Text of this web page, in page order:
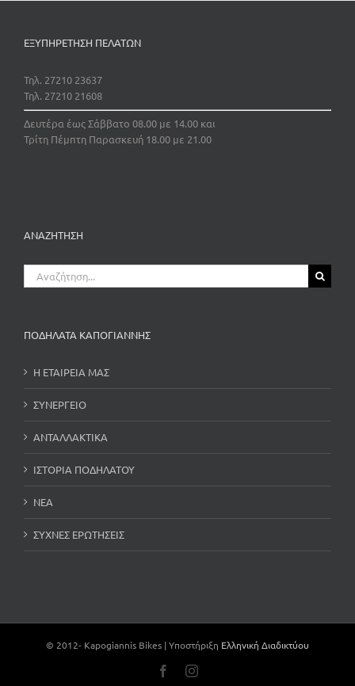
ΕΞΥΠΗΡΕΤΗΣΗ ΠΕΛΑΤΩΝ
Τηλ. 27210 23637
Τηλ. 27210 21608
Δευτέρα έως Σάββατο 08.00 με 14.00 και
Τρίτη Πέμπτη Παρασκευή 18.00 με 21.00
ΑΝΑΖΗΤΗΣΗ
Αναζήτηση
για:
ΠΟΔΗΛΑΤΑ ΚΑΠΟΓΙΑΝΝΗΣ
Η ΕΤΑΙΡΕΙΑ ΜΑΣ
ΣΥΝΕΡΓΕΙΟ
ΑΝΤΑΛΛΑΚΤΙΚΑ
ΙΣΤΟΡΙΑ ΠΟΔΗΛΑΤΟΥ
ΝΕΑ
ΣΥΧΝΕΣ ΕΡΩΤΗΣΕΙΣ
© 2012- Kapogiannis Bikes | Υποστήριξη Ελληνική Διαδικτύου
FacebookInstagram